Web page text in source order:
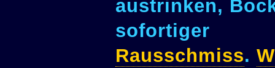
austrinken,
sofortiger
Rausschmiss.